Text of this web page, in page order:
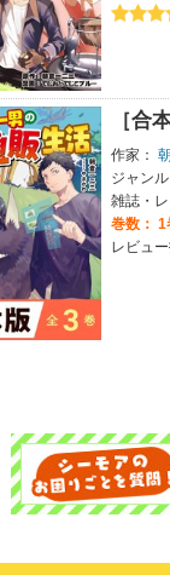
［合
作家：
ジャンル
雑誌・レ
巻数： 1
レビュ